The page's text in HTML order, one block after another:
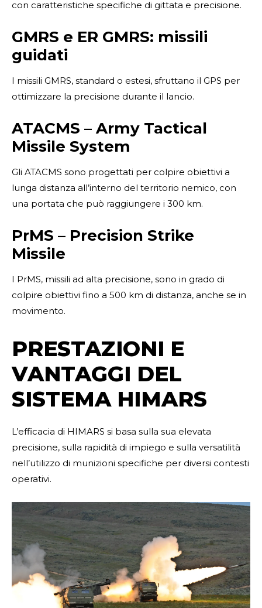
con caratteristiche specifiche di gittata e precisione.
GMRS e ER GMRS: missili
guidati
I missili GMRS, standard o estesi, sfruttano il GPS per
ottimizzare la precisione durante il lancio.
ATACMS – Army Tactical
Missile System
Gli ATACMS sono progettati per colpire obiettivi a
lunga distanza all’interno del territorio nemico, con
una portata che può raggiungere i 300 km.
PrMS – Precision Strike
Missile
I PrMS, missili ad alta precisione, sono in grado di
colpire obiettivi fino a 500 km di distanza, anche se in
movimento.
PRESTAZIONI E
VANTAGGI DEL
SISTEMA HIMARS
L’efficacia di HIMARS si basa sulla sua elevata
precisione, sulla rapidità di impiego e sulla versatilità
nell’utilizzo di munizioni specifiche per diversi contesti
operativi.